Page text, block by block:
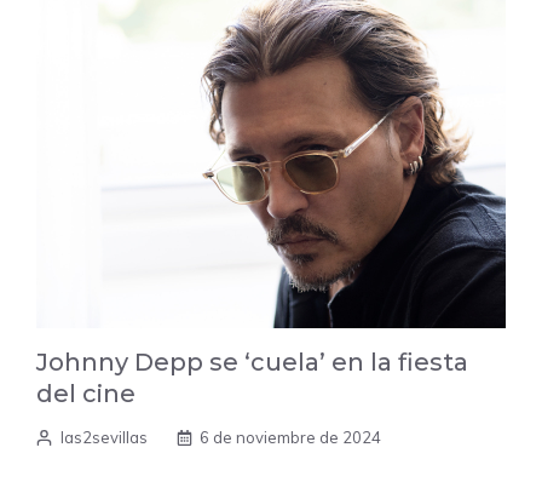
Johnny Depp se ‘cuela’ en la fiesta
del cine
las2sevillas 6 de noviembre de 2024